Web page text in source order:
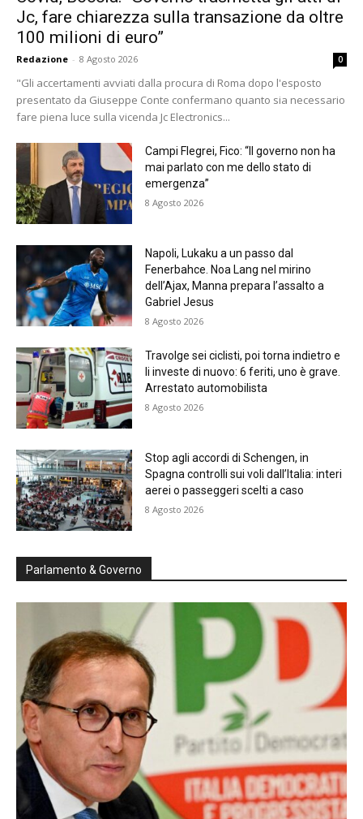
Jc, fare chiarezza sulla transazione da oltre
100 milioni di euro”
Redazione - 8 Agosto 2026 0
"Gli accertamenti avviati dalla procura di Roma dopo l'esposto
presentato da Giuseppe Conte confermano quanto sia necessario
fare piena luce sulla vicenda Jc Electronics...
Campi Flegrei, Fico: “Il governo non ha
mai parlato con me dello stato di
emergenza”
8 Agosto 2026
Napoli, Lukaku a un passo dal
Fenerbahce. Noa Lang nel mirino
dell’Ajax, Manna prepara l’assalto a
Gabriel Jesus
8 Agosto 2026
Travolge sei ciclisti, poi torna indietro e
li investe di nuovo: 6 feriti, uno è grave.
Arrestato automobilista
8 Agosto 2026
Stop agli accordi di Schengen, in
Spagna controlli sui voli dall’Italia: interi
aerei o passeggeri scelti a caso
8 Agosto 2026
Parlamento & Governo